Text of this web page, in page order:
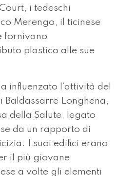
i tedeschi
Merengo, il ticinese
fornivano
plastico alle sue
influenzato l’attività del
Baldassarre Longhena,
della Salute, legato
da un rapporto di
I suoi edifici erano
il più giovane
a volte gli elementi